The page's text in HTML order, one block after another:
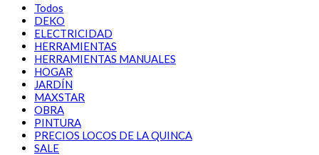
Todos
DEKO
ELECTRICIDAD
HERRAMIENTAS
HERRAMIENTAS MANUALES
HOGAR
JARDÍN
MAXSTAR
OBRA
PINTURA
PRECIOS LOCOS DE LA QUINCA
SALE